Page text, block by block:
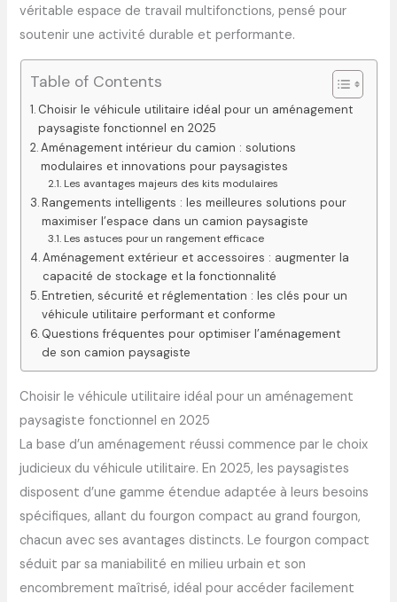
véritable espace de travail multifonctions, pensé pour
soutenir une activité durable et performante.
Table of Contents
Choisir le véhicule utilitaire idéal pour un aménagement
paysagiste fonctionnel en 2025
Aménagement intérieur du camion : solutions
modulaires et innovations pour paysagistes
Les avantages majeurs des kits modulaires
Rangements intelligents : les meilleures solutions pour
maximiser l’espace dans un camion paysagiste
Les astuces pour un rangement efficace
Aménagement extérieur et accessoires : augmenter la
capacité de stockage et la fonctionnalité
Entretien, sécurité et réglementation : les clés pour un
véhicule utilitaire performant et conforme
Questions fréquentes pour optimiser l’aménagement
de son camion paysagiste
Choisir le véhicule utilitaire idéal pour un aménagement
paysagiste fonctionnel en 2025
La base d’un aménagement réussi commence par le choix
judicieux du véhicule utilitaire. En 2025, les paysagistes
disposent d’une gamme étendue adaptée à leurs besoins
spécifiques, allant du fourgon compact au grand fourgon,
chacun avec ses avantages distincts. Le fourgon compact
séduit par sa maniabilité en milieu urbain et son
encombrement maîtrisé, idéal pour accéder facilement